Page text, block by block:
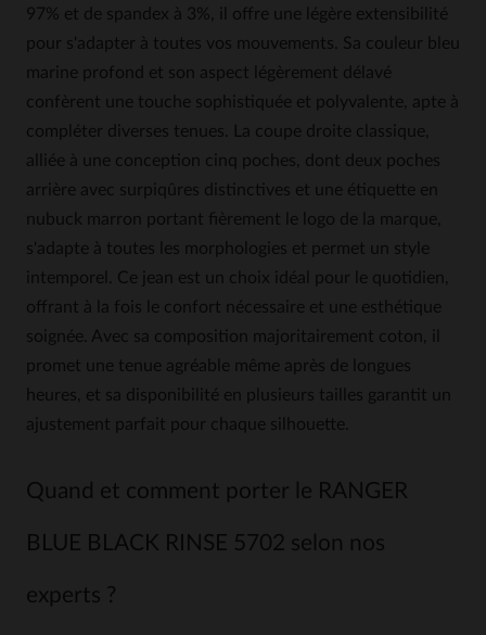
97% et de spandex à 3%, il offre une légère extensibilité
pour s'adapter à toutes vos mouvements. Sa couleur bleu
marine profond et son aspect légèrement délavé
confèrent une touche sophistiquée et polyvalente, apte à
compléter diverses tenues. La coupe droite classique,
alliée à une conception cinq poches, dont deux poches
arrière avec surpiqûres distinctives et une étiquette en
nubuck marron portant fièrement le logo de la marque,
s'adapte à toutes les morphologies et permet un style
intemporel. Ce jean est un choix idéal pour le quotidien,
offrant à la fois le confort nécessaire et une esthétique
soignée. Avec sa composition majoritairement coton, il
promet une tenue agréable même après de longues
heures, et sa disponibilité en plusieurs tailles garantit un
ajustement parfait pour chaque silhouette.
Quand et comment porter le RANGER
BLUE BLACK RINSE 5702 selon nos
experts ?